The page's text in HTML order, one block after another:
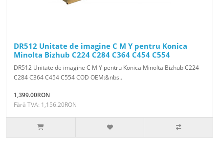
DR512 Unitate de imagine C M Y pentru Konica
Minolta Bizhub C224 C284 C364 C454 C554
DR512 Unitate de imagine C M Y pentru Konica Minolta Bizhub C224
C284 C364 C454 C554 COD OEM:&nbs..
1,399.00RON
Fără TVA: 1,156.20RON